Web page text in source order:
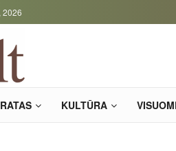
2026
KULTŪRA